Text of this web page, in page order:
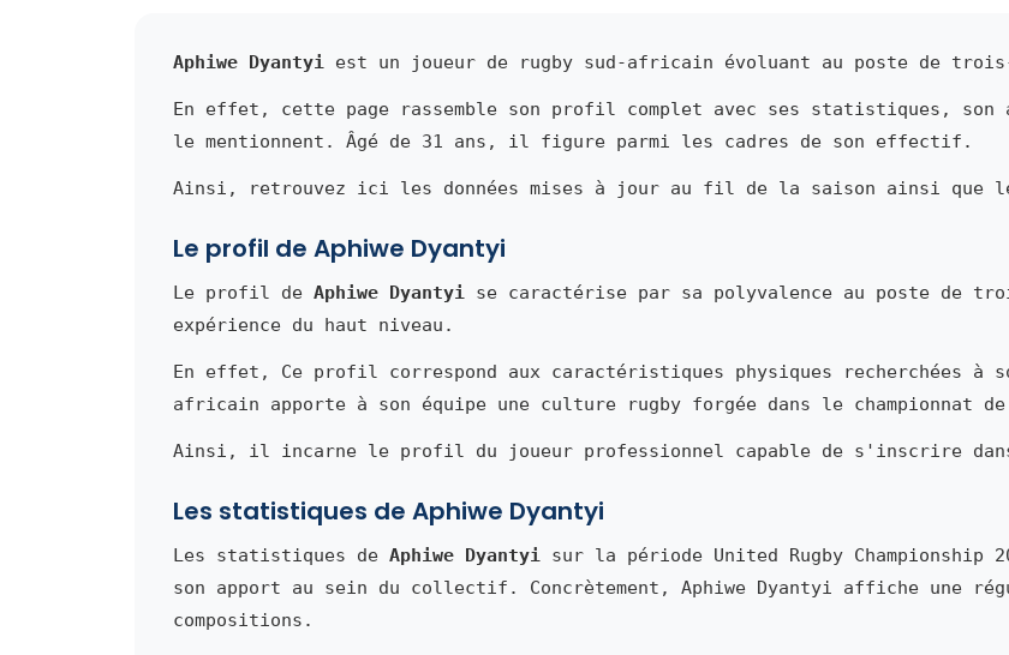
Aphiwe Dyantyi est un joueur de rugby sud-africain évoluant au poste de
En effet, cette page rassemble son profil complet avec ses statistiques,
le mentionnent. Âgé de 31 ans, il figure parmi les cadres de son effectif.
Ainsi, retrouvez ici les données mises à jour au fil de la saison ainsi que
Le profil de Aphiwe Dyantyi
Le profil de Aphiwe Dyantyi se caractérise par sa polyvalence au poste de
expérience du haut niveau.
En effet, Ce profil correspond aux caractéristiques physiques recherchées
africain apporte à son équipe une culture rugby forgée dans le championnat de
Ainsi, il incarne le profil du joueur professionnel capable de s'inscrire
Les statistiques de Aphiwe Dyantyi
Les statistiques de Aphiwe Dyantyi sur la période United Rugby
son apport au sein du collectif. Concrètement, Aphiwe Dyantyi affiche une
compositions.